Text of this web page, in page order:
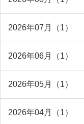
2026年07月（1）
2026年06月（1）
2026年05月（1）
2026年04月（1）